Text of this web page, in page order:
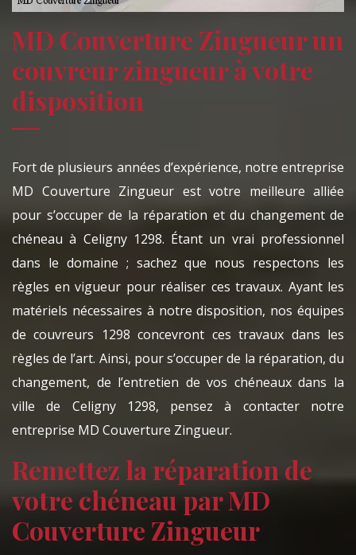
MD Couverture Zingueur un
couvreur zingueur à votre
disposition
Fort de plusieurs années d’expérience, notre entreprise
MD Couverture Zingueur est votre meilleure alliée
pour s’occuper de la réparation et du changement de
chéneau à Celigny 1298. Étant un vrai professionnel
dans le domaine ; sachez que nous respectons les
règles en vigueur pour réaliser ces travaux. Ayant les
matériels nécessaires à notre disposition, nos équipes
de couvreurs 1298 concevront ces travaux dans les
règles de l’art. Ainsi, pour s’occuper de la réparation, du
changement, de l’entretien de vos chéneaux dans la
ville de Celigny 1298, pensez à contacter notre
entreprise MD Couverture Zingueur.
Remettez la réparation de
votre chéneau par MD
Couverture Zingueur